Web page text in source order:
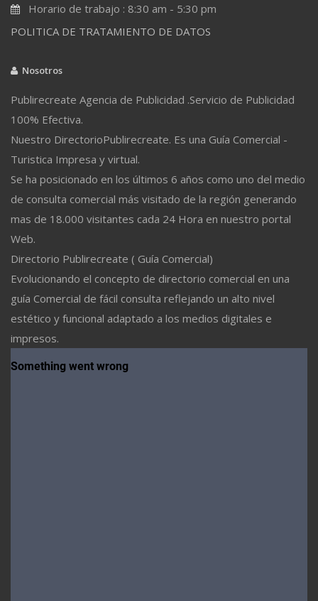
Horario de trabajo : 8:30 am - 5:30 pm
POLITICA DE TRATAMIENTO DE DATOS
Nosotros
Publirecreate Agencia de Publicidad .Servicio de Publicidad
100% Efectiva.
Nuestro DirectorioPublirecreate. Es una Guía Comercial -
Turistica Impresa y virtual.
Se ha posicionado en los últimos 6 años como uno del medio
de consulta comercial más visitado de la región generando
mas de 18.000 visitantes cada 24 Hora en nuestro portal
Web.
Directorio Publirecreate ( Guía Comercial)
Evolucionando el concepto de directorio comercial en una
guía Comercial de fácil consulta reflejando un alto nivel
estético y funcional adaptado a los medios digitales e
impresos.